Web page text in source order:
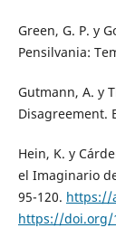
Green, G. P. y
Pensilvania:
Gutmann, A. y
Disagreement.
Hein, K. y
el Imaginario
95-120. https://
https://doi.org/